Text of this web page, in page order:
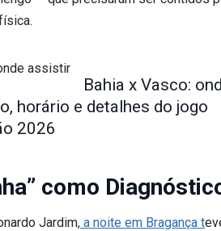
Bahia x Vasco:
horário e detalhes do jogo
2026
como
Jardim, a noite em Bragança t